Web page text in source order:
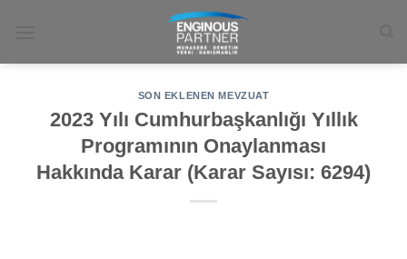
SON EKLENEN MEVZUAT
2023 Yılı Cumhurbaşkanlığı Yıllık
Programının Onaylanması
Hakkında Karar (Karar Sayısı: 6294)